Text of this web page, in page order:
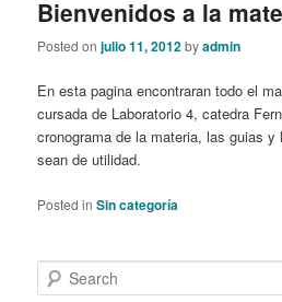
Bienvenidos a la
Posted onjulio 11, 2012byadmin
En esta pagina encontraran todo el
cursada de Laboratorio 4, catedra
cronograma de la materia, las guias
sean de utilidad.
Posted in Sin categoría
e